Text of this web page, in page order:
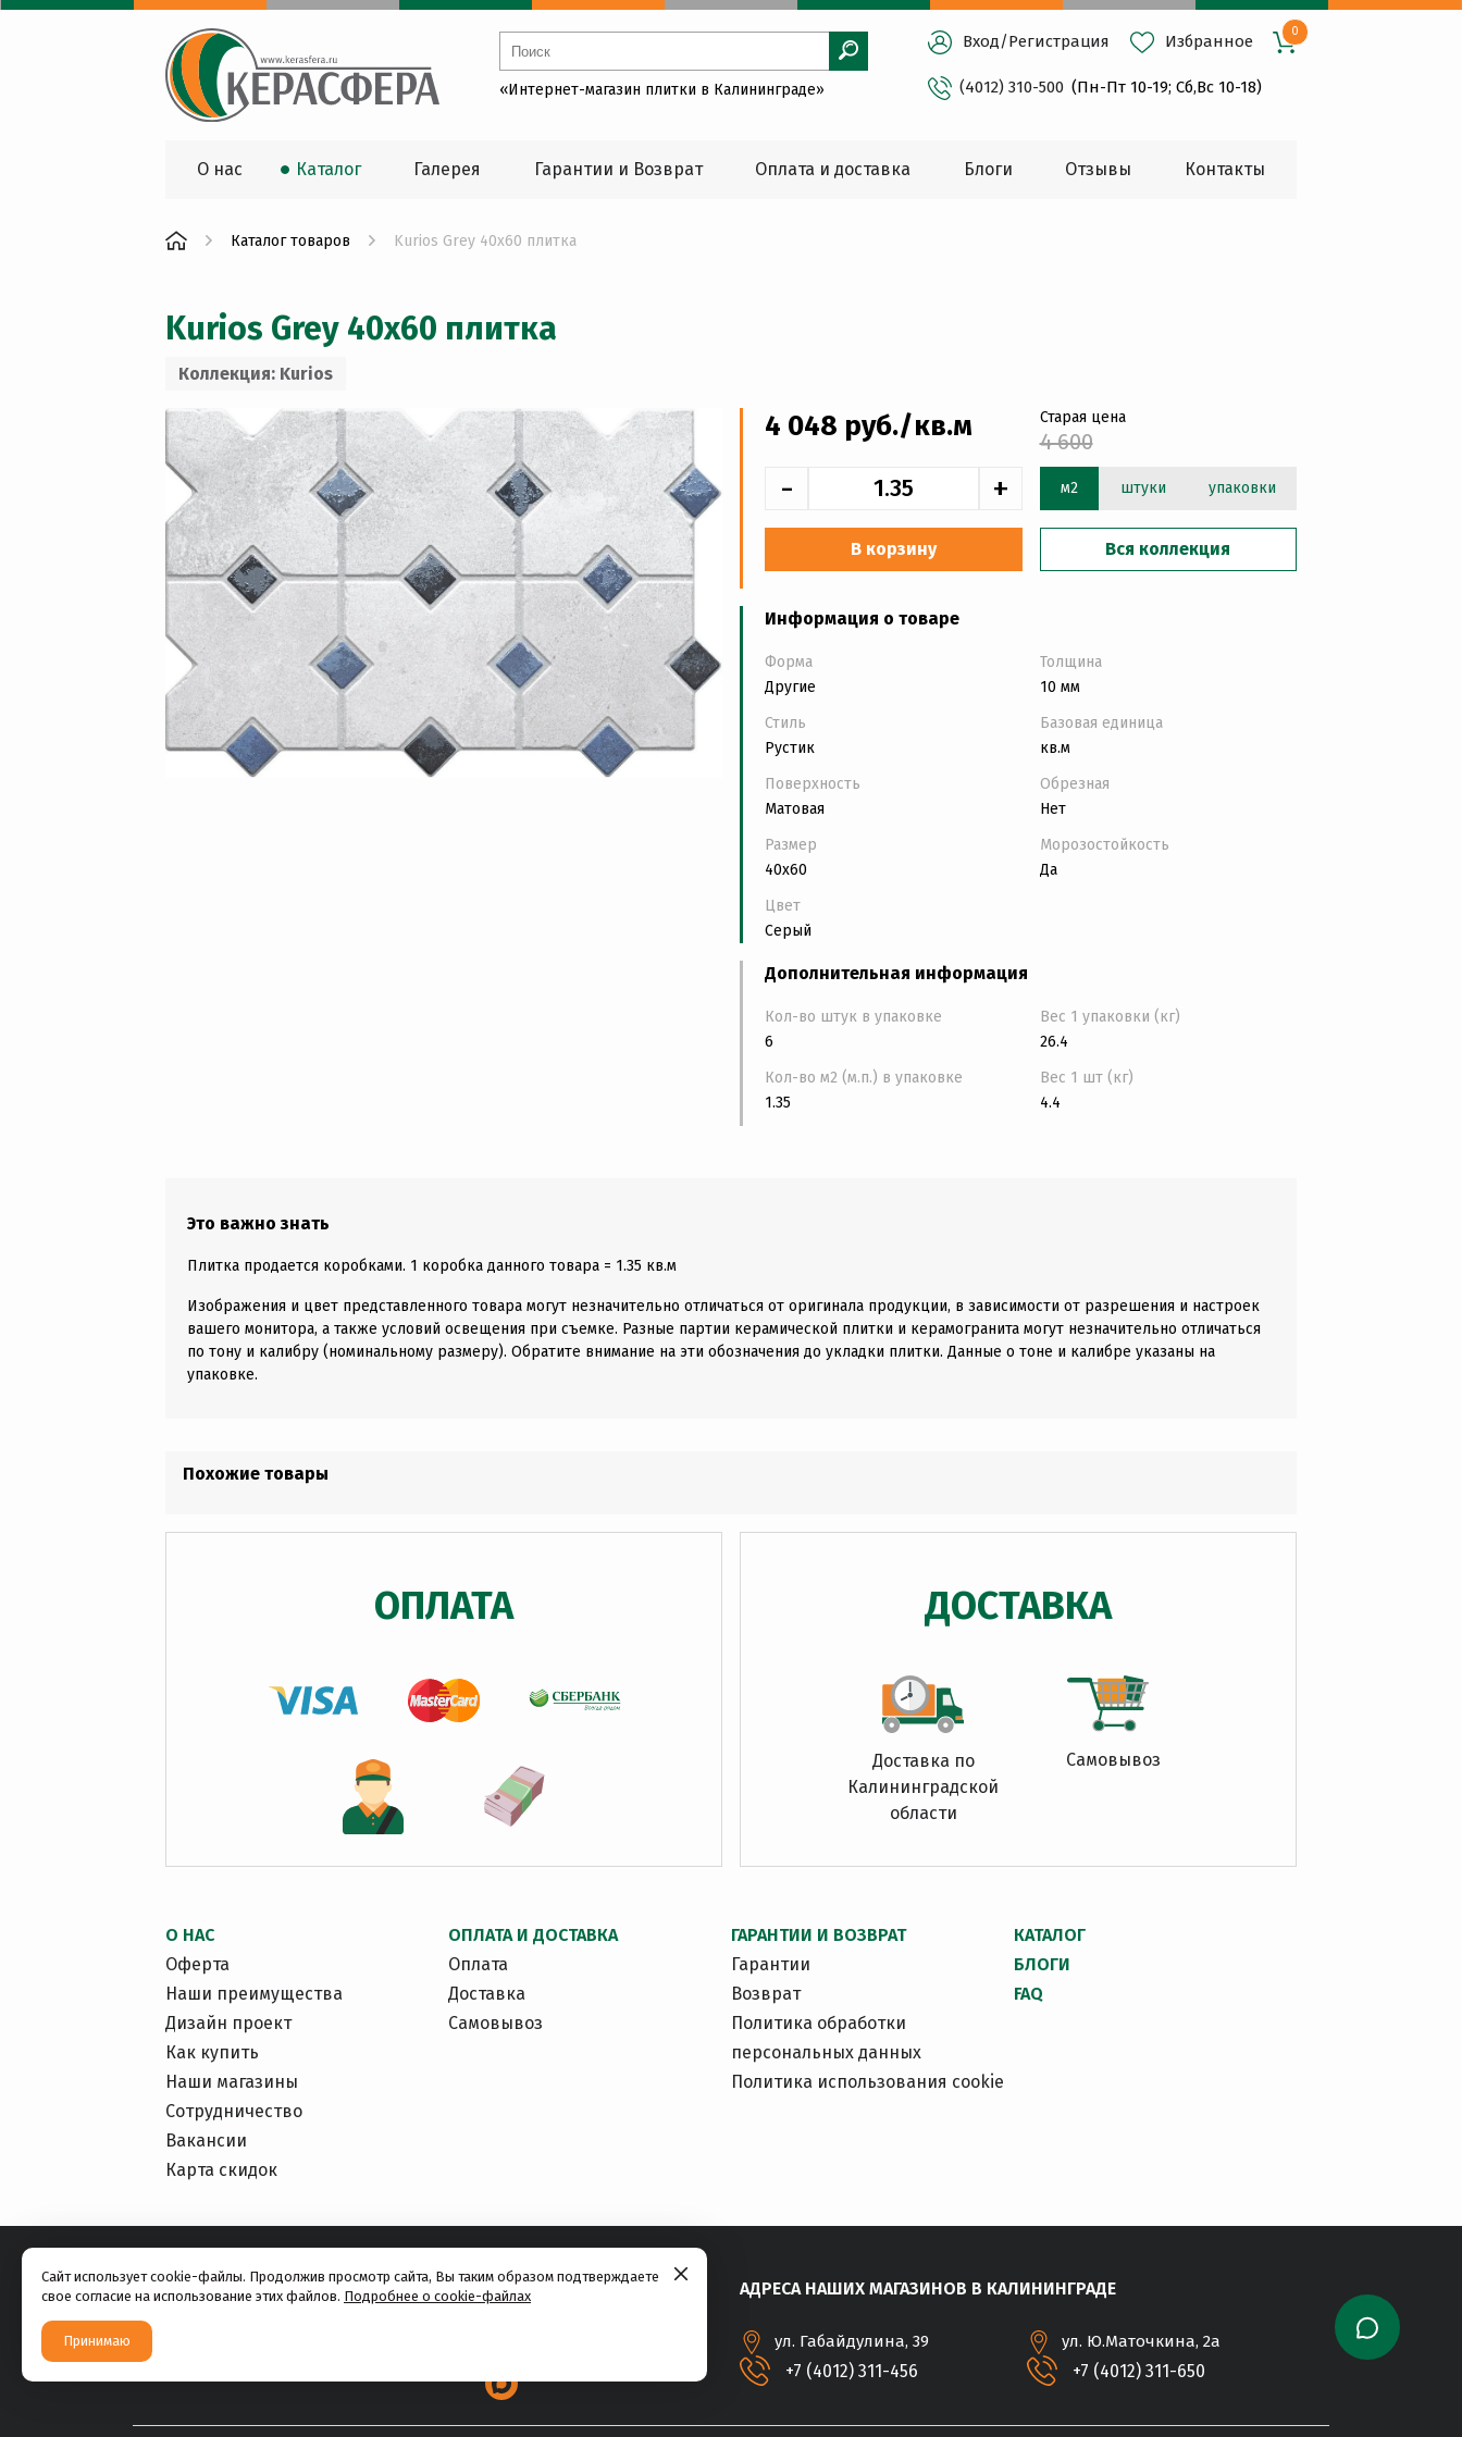
«Интернет-магазин плитки в Калининграде»
Вход/Регистрация Избранное
0
(4012) 310-500 (Пн-Пт 10-19; Сб,Вс 10-18)
О нас Каталог Галерея Гарантии и Возврат Оплата и доставка Блоги Oтзывы Контакты
Каталог товаров Kurios Grey 40x60 плитка
Kurios Grey 40x60 плитка
Коллекция: Kurios
4 048 руб./кв.м Старая цена
4 600
- + м2 штуки упаковки
В корзину Вся коллекция
Информация о товаре
Форма
Другие
Стиль
Рустик
Поверхность
Матовая
Размер
40x60
Цвет
Серый
Толщина
10 мм
Базовая единица
кв.м
Обрезная
Нет
Морозостойкость
Да
Дополнительная информация
Кол-во штук в упаковке
6
Кол-во м2 (м.п.) в упаковке
1.35
Вес 1 упаковки (кг)
26.4
Вес 1 шт (кг)
4.4
Это важно знать
Плитка продается коробками. 1 коробка данного товара = 1.35 кв.м
Изображения и цвет представленного товара могут незначительно отличаться от оригинала продукции, в зависимости от разрешения и настроек
вашего монитора, а также условий освещения при съемке. Разные партии керамической плитки и керамогранита могут незначительно отличаться
по тону и калибру (номинальному размеру). Обратите внимание на эти обозначения до укладки плитки. Данные о тоне и калибре указаны на
упаковке.
Похожие товары
ОПЛАТА ДОСТАВКА
Доставка по
Калининградской
области
Самовывоз
О НАС
Оферта
Наши преимущества
Дизайн проект
Как купить
Наши магазины
Сотрудничество
Вакансии
Карта скидок
ОПЛАТА И ДОСТАВКА
Оплата
Доставка
Самовывоз
ГАРАНТИИ И ВОЗВРАТ
Гарантии
Возврат
Политика обработки
персональных данных
Политика использования cookie
КАТАЛОГ
БЛОГИ
FAQ
АДРЕСА НАШИХ МАГАЗИНОВ В КАЛИНИНГРАДЕ
ул. Габайдулина, 39
+7 (4012) 311-456
ул. Ю.Маточкина, 2а
+7 (4012) 311-650
Сайт использует cookie-файлы. Продолжив просмотр сайта, Вы таким образом подтверждаете
свое согласие на использование этих файлов. Подробнее о cookie-файлах
Принимаю